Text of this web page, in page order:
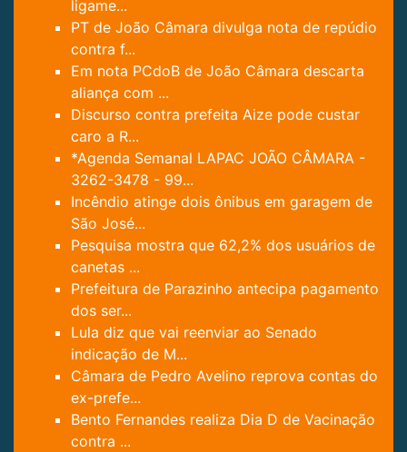
ligame...
PT de João Câmara divulga nota de repúdio
contra f...
Em nota PCdoB de João Câmara descarta
aliança com ...
Discurso contra prefeita Aize pode custar
caro a R...
*Agenda Semanal LAPAC JOÃO CÂMARA -
3262-3478 - 99...
Incêndio atinge dois ônibus em garagem de
São José...
Pesquisa mostra que 62,2% dos usuários de
canetas ...
Prefeitura de Parazinho antecipa pagamento
dos ser...
Lula diz que vai reenviar ao Senado
indicação de M...
Câmara de Pedro Avelino reprova contas do
ex-prefe...
Bento Fernandes realiza Dia D de Vacinação
contra ...